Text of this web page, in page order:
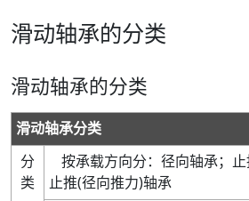
滑动轴承的分类
滑动轴承的分类
滑动轴承分类
分
类
按承载方向分： 径向轴承；
止推(径向推力)轴承